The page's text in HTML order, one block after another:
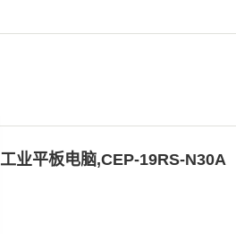
工业平板电脑,CEP-19RS-N30A